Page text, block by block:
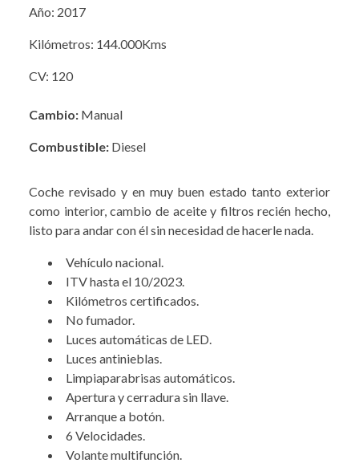
Año: 2017
Kilómetros: 144.000Kms
CV: 120
Cambio: Manual
Combustible: Diesel
Coche revisado y en muy buen estado tanto exterior
como interior, cambio de aceite y filtros recién hecho,
listo para andar con él sin necesidad de hacerle nada.
Vehículo nacional.
ITV hasta el 10/2023.
Kilómetros certificados.
No fumador.
Luces automáticas de LED.
Luces antinieblas.
Limpiaparabrisas automáticos.
Apertura y cerradura sin llave.
Arranque a botón.
6 Velocidades.
Volante multifunción.